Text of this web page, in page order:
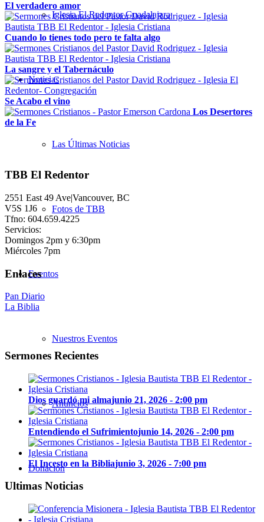
Iglesia El Redentor Guadalajara
Noticias
Las Últimas Noticias
Fotos de TBB
Eventos
Nuestros Eventos
Anuncios
Donación
El verdadero amor
Cuando lo tienes todo pero te falta algo
La sangre y el Tabernáculo
Se Acabo el vino
Los Desertores
de la Fe
TBB El Redentor
2551 East 49 Ave|Vancouver, BC
V5S 1J6
Tfno: 604.659.4225
Servicios:
Domingos 2pm y 6:30pm
Miércoles 7pm
Enlaces
Pan Diario
La Biblia
Sermones Recientes
Dios guardó mi almajunio 21, 2026 - 2:00 pm
Entendiendo el Sufrimientojunio 14, 2026 - 2:00 pm
El Incesto en la Bibliajunio 3, 2026 - 7:00 pm
Ultimas Noticias